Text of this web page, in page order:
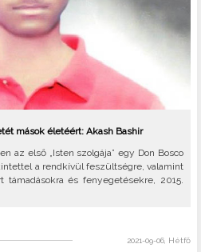
mások életéért: Akash Bashir
az első „Isten szolgája” egy Don Bosco
a rendkívül feszültségre, valamint
és fenyegetésekre, 2015.
2021-09-06, Hétfő